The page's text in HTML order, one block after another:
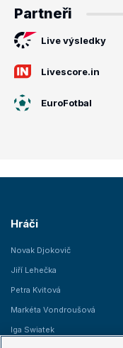
Partneři
Live výsledky
Livescore.in
EuroFotbal
Hráči
Novak Djokovič
Jiří Lehečka
Petra Kvitová
Markéta Vondroušová
Iga Swiatek